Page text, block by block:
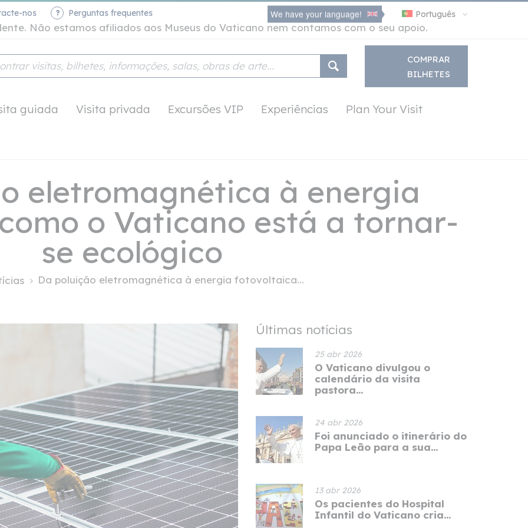
nos Perguntas frequentes We have your language! Português
Não estamos afiliados aos Museus do Vaticano nem contamos com o seu apoio.
COMPRAR
BILHETES
guiada Visita privada Excursões VIP Experiências Plan Your Visit
eletromagnética à energia
o Vaticano está a tornar-
se ecológico
Da poluição eletromagnética à energia fotovoltaica...
Últimas notícias
25 abr 2026
O Vaticano divulgou o
calendário da visita
pastora...
24 abr 2026
Foi anunciado o itinerário do
Papa Leão para a sua...
13 abr 2026
Os pacientes do Hospital
Infantil do Vaticano cria...